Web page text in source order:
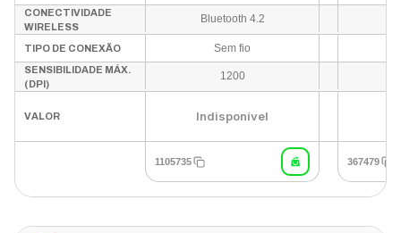
CONECTIVIDADE
WIRELESS
Bluetooth 4.2
TIPO DE CONEXÃO Sem fio
SENSIBILIDADE MÁX.
(DPI)
1200
VALOR Indisponível
1105735 367479